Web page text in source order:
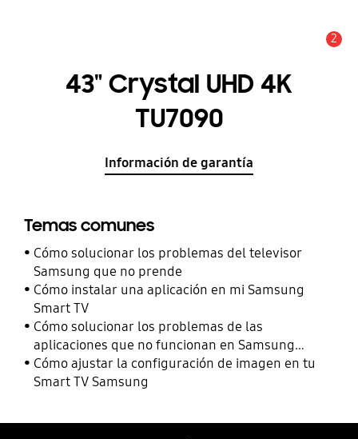
2
43" Crystal UHD 4K
TU7090
Información de garantía
Temas comunes
Cómo solucionar los problemas del televisor
Samsung que no prende
Cómo instalar una aplicación en mi Samsung
Smart TV
Cómo solucionar los problemas de las
aplicaciones que no funcionan en Samsung
Smart TV
Cómo ajustar la configuración de imagen en tu
Smart TV Samsung